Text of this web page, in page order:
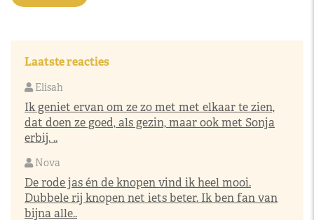
Laatste reacties
Elisah
Ik geniet ervan om ze zo met met elkaar te zien,
dat doen ze goed, als gezin, maar ook met Sonja
erbij. ..
Nova
De rode jas én de knopen vind ik heel mooi.
Dubbele rij knopen net iets beter. Ik ben fan van
bijna alle..